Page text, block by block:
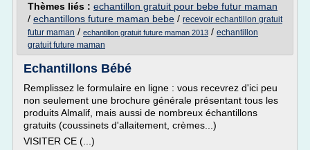
Thèmes liés : echantillon gratuit pour bebe futur maman
/ echantillons future maman bebe / recevoir echantillon gratuit
futur maman / echantillon gratuit future maman 2013 / echantillon
gratuit future maman
Echantillons Bébé
Remplissez le formulaire en ligne : vous recevrez d'ici peu
non seulement une brochure générale présentant tous les
produits Almalif, mais aussi de nombreux échantillons
gratuits (coussinets d'allaitement, crèmes...)
VISITER CE (...)